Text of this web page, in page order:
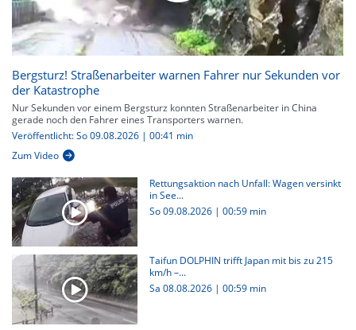
Bergsturz! Straßenarbeiter warnen Fahrer nur Sekunden vor
der Katastrophe
Nur Sekunden vor einem Bergsturz konnten Straßenarbeiter in China
gerade noch den Fahrer eines Transporters warnen.
Veröffentlicht: So 09.08.2026 | 00:41 min
Zum Video
Rettungsaktion nach Unfall: Wagen versinkt
in See...
So 09.08.2026 | 00:59 min
Taifun DOLPHIN trifft Japan mit bis zu 215
km/h –...
Sa 08.08.2026 | 00:59 min